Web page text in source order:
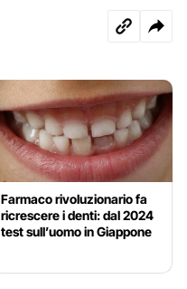
Farmaco rivoluzionario fa
ricrescere i denti: dal 2024
test sull’uomo in Giappone